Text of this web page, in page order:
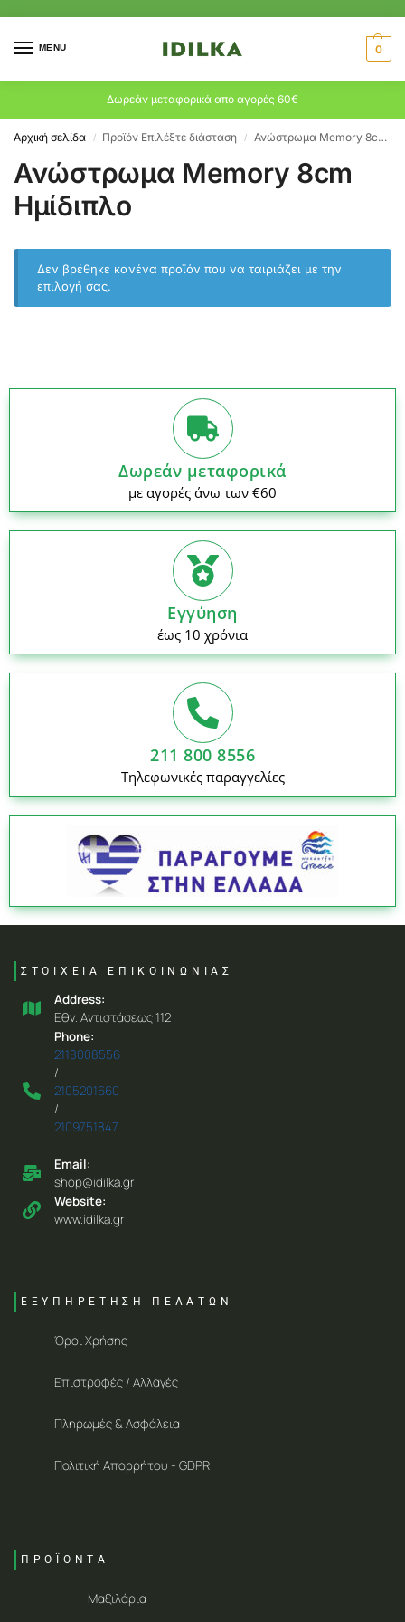
MENU 0
Δωρεάν μεταφορικά απο αγορές 60€
Αρχική σελίδα / Προϊόν Επιλέξτε διάσταση / Ανώστρωμα Memory 8cm Ημίδιπλο
Ανώστρωμα Memory 8cm
Ημίδιπλο
Δεν βρέθηκε κανένα προϊόν που να ταιριάζει με την
επιλογή σας.
Δωρεάν μεταφορικά
με αγορές άνω των €60
Εγγύηση
έως 10 χρόνια
211 800 8556
Τηλεφωνικές παραγγελίες
ΣΤΟΙΧΕΙΑ ΕΠΙΚΟΙΝΩΝΙΑΣ
Address:
Eθν. Aντιστάσεως 112
Phone:
2118008556
/
2105201660
/
2109751847
Email:
shop@idilka.gr
Website:
www.idilka.gr
ΕΞΥΠΗΡΕΤΗΣΗ ΠΕΛΑΤΩΝ
Όροι Χρήσης
Επιστροφές / Αλλαγές
Πληρωμές & Ασφάλεια
Πολιτική Απορρήτου - GDPR
ΠΡΟΪΟΝΤΑ
Μαξιλάρια